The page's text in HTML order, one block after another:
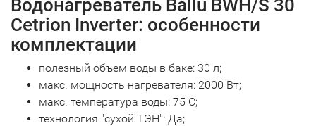
Водонагреватель Ballu BWH/S 30
Cetrion Inverter: особенности
комплектации
полезный объем воды в баке: 30 л;
макс. мощность нагревателя: 2000 Вт;
макс. температура воды: 75 С;
технология "сухой ТЭН": Да;